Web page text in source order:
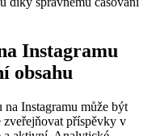
Instagramu
obsahu
na Instagramu může být
zveřejňovat příspěvky v